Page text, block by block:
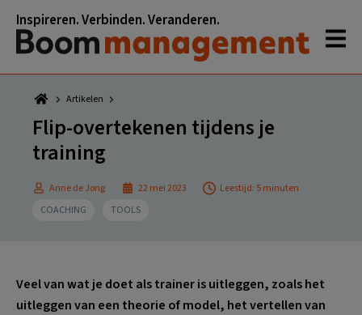
naar
hoofdnavigatie
naar
hoofd
inhoud
naar
eerste
sidebar
naar
voettekst
Inspireren. Verbinden. Veranderen.
Artikelen
Flip-overtekenen tijdens je
training
Anne de Jong 22 mei 2023
Leestijd: 5 minuten
COACHING
TOOLS
Veel van wat je doet als trainer is uitleggen, zoals het
uitleggen van een theorie of model, het vertellen van